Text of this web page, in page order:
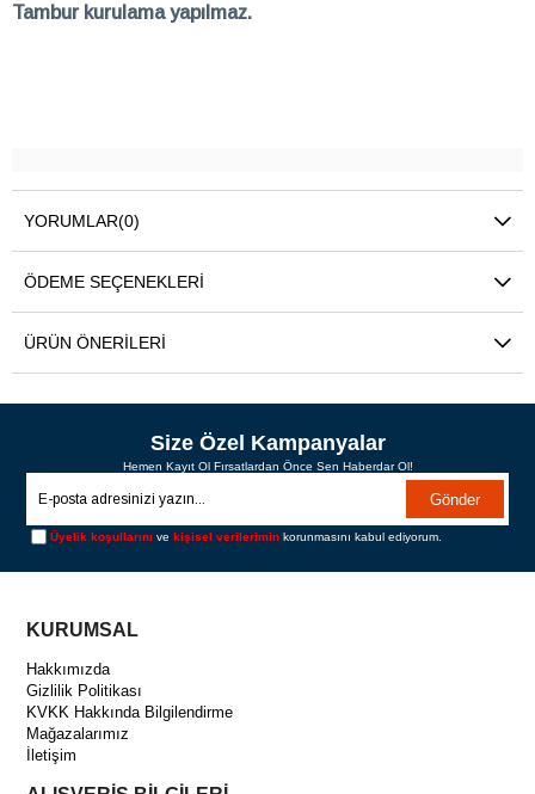
Tambur kurulama yapılmaz.
YORUMLAR(0)
ÖDEME SEÇENEKLERI
ÜRÜN ÖNERILERI
Size Özel Kampanyalar
Hemen Kayıt Ol Fırsatlardan Önce Sen Haberdar Ol!
Gönder
Üyelik koşullarını ve kişisel verilerimin korunmasını kabul ediyorum.
KURUMSAL
Hakkımızda
Gizlilik Politikası
KVKK Hakkında Bilgilendirme
Mağazalarımız
İletişim